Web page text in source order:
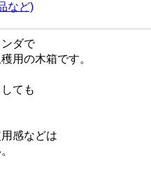
など)
ダで
用の木箱です。
ても
感などは